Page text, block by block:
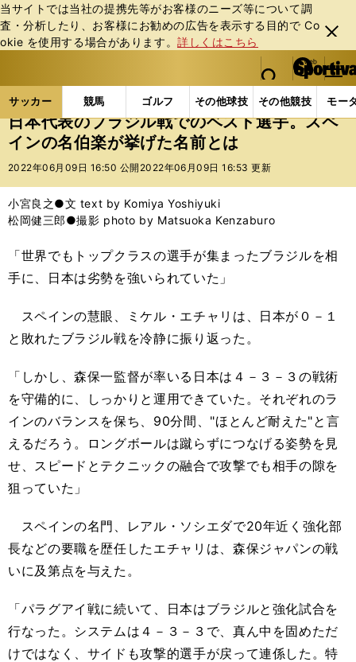
当サイトでは当社の提携先等がお客様のニーズ等について調
査・分析したり、お客様にお勧めの広告を表⽰する⽬的で Co
okie を使⽤する場合があります。詳しくはこちら
閉じ
る
web Sportiva (webスポルティーバ)
検索
マイペ
ー
ジ
メニュ
サッカー 競馬 ゴルフ その他球技 その他競技 モー
ス
ポ
ル
バ
サッカーの記事一覧 サッカー代表 日本代表 日
日本代表のブラジル戦でのベスト選手。スペ
インの名伯楽が挙げた名前とは
2022年06月09日 16:50 公開 2022年06月09日 16:53 更新
小宮良之●文 text by Komiya Yoshiyuki
松岡健三郎●撮影 photo by Matsuoka Kenzaburo
「世界でもトップクラスの選手が集まったブラジルを相
手に、日本は劣勢を強いられていた」
スペインの慧眼、ミケル・エチャリは、日本が０－１
と敗れたブラジル戦を冷静に振り返った。
「しかし、森保一監督が率いる日本は４－３－３の戦術
を守備的に、しっかりと運用できていた。それぞれのラ
インのバランスを保ち、90分間、"ほとんど耐えた"と言
えるだろう。ロングボールは蹴らずにつなげる姿勢を見
せ、スピードとテクニックの融合で攻撃でも相手の隙を
狙っていた」
スペインの名門、レアル・ソシエダで20年近く強化部
長などの要職を歴任したエチャリは、森保ジャパンの戦
いに及第点を与えた。
「パラグアイ戦に続いて、日本はブラジルと強化試合を
行なった。システムは４－３－３で、真ん中を固めただ
けではなく、サイドも攻撃的選手が戻って連係した。特